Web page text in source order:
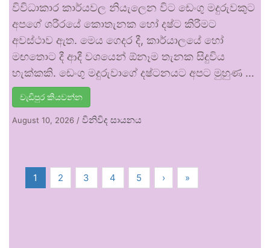
විවිධාකාර කාර්යවල නියැලෙන විට ඩෙංගු මදුරුවකුට
අපගේ ශරීරයේ කොතැනක හෝ දෂ්ට කිරීමට
අවස්ථාව ඇත. මෙය ගෙදර දී, කාර්යාලයේ හෝ
මඟතොට දී ආදී වශයෙන් ඕනෑම තැනක සිදුවිය
හැක්කකි. ඩෙංගු මදුරුවාගේ දෂ්ටනයට අපට මුහුණ …
වැඩිපුර කියවන්න
August 10, 2026 / විනිවිද සායනය
1 2 3 4 5 › »